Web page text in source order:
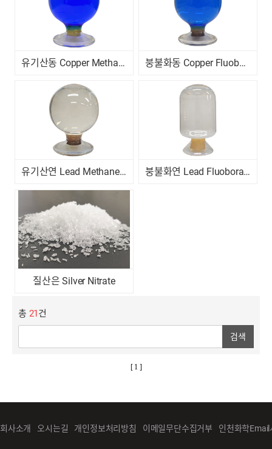
유기산동 Copper Methane Sulfonate 붕불화동 Copper Fluoborate
유기산연 Lead Methane Sulfonate Solution 붕불화연 Lead Fluoborate
질산은 Silver Nitrate
총 21건
검색
[ 1 ]
회사소개 오시는길 개인정보처리방침 이메일무단수집거부 인천화학Email